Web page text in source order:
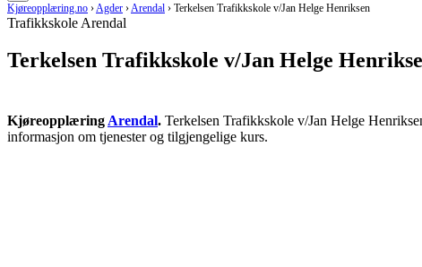
Kjøreopplæring.no › Agder › Arendal › Terkelsen Trafikkskole v/Jan Helge Henriksen
Trafikkskole Arendal
Terkelsen Trafikkskole v/Jan Helge
Kjøreopplæring Arendal. Terkelsen Trafikkskole v/Jan Helge
informasjon om tjenester og tilgjengelige kurs.